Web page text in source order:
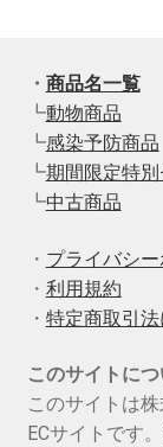
・ 商品名一覧
┗動物商品
┗感染予防商品
┗期間限定特
┗中古商品
・ プライバシ
・ 利用規約
・ 特定商取引
このサイトに
このサイトは
ECサイトです